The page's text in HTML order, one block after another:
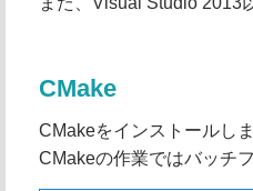
CMake
CMakeをインストールしま
CMakeの作業ではバッチ